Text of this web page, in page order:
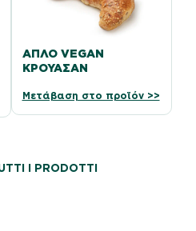
ΑΠΛΌ VEGAN
ΚΡΟΥΑΣΆΝ
Μετάβαση στο προϊόν >>
I PRODOTTI